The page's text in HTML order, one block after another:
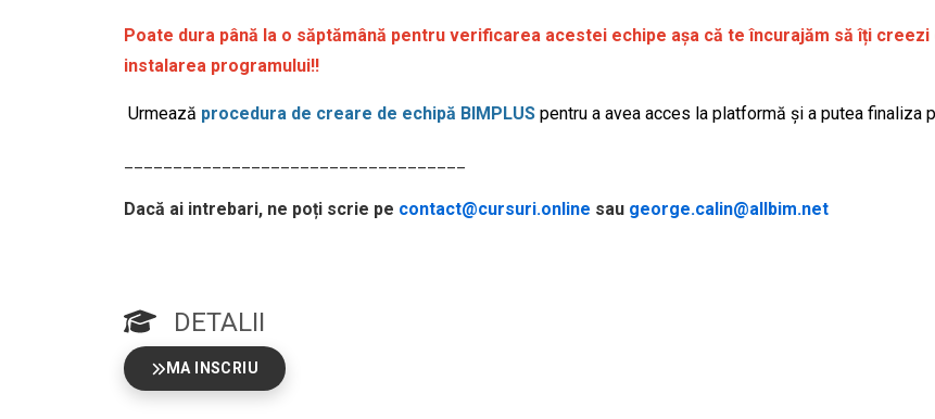
Poate dura până la o săptămână pentru verificarea acestei echipe așa că te încurajăm să îți creezi
instalarea programului!!
Urmează procedura de creare de echipă BIMPLUS pentru a avea acces la platformă și a putea finaliza
Dacă ai intrebari, ne poți scrie pe contact@cursuri.online sau george.calin@allbim.net
DETALII
MA INSCRIU